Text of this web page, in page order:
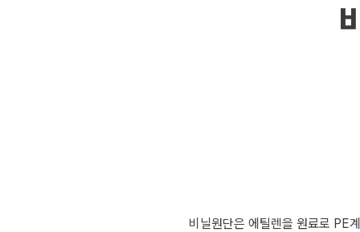
비닐원단은 에틸렌을 원료로 PE